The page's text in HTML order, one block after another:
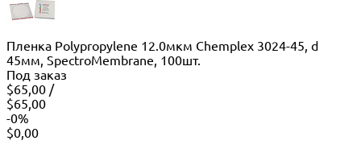
Пленка Polypropylene 12.0мкм Chemplex 3024-45, d
45мм, SpectroMembrane, 100шт.
Под заказ
$65,00 /
$65,00
-0%
$0,00